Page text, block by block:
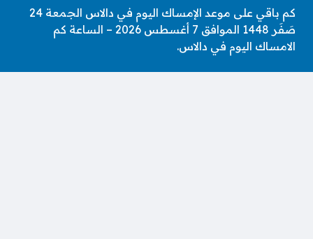
كم باقي على موعد الإمساك اليوم في دالاس الجمعة 24
صَفَر 1448 الموافق 7 أغسطس 2026 – الساعة كم
الامساك اليوم في دالاس.